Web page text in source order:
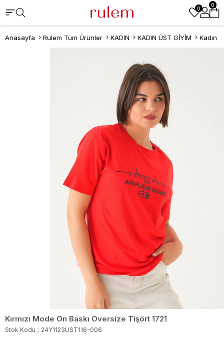
0
0
Anasayfa Rulem Tüm Ürünler KADIN KADIN ÜST GİYİM Kadın
Kırmızı Mode On Baskı Oversize Tişört 1721
Stok Kodu 24Y1123UST116-006